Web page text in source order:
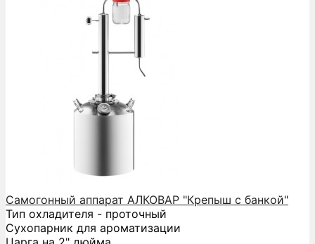
Самогонный аппарат АЛКОВАР "Крепыш с банкой"
Тип охладителя - проточный
Сухопарник для ароматизации